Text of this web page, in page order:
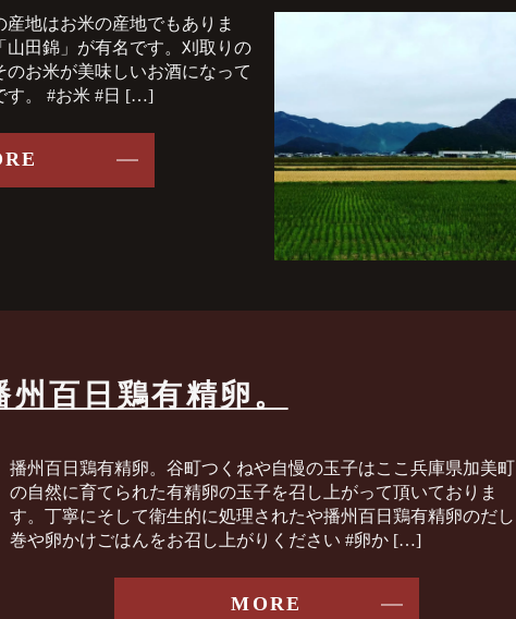
地はお米の産地でもありま
田錦」が有名です。刈取りの
お米が美味しいお酒になって
す。 #お米 #日 […]
州百日鶏有精卵。
播州百日鶏有精卵。谷町つくねや自慢の玉子はここ兵庫県加美町
の自然に育てられた有精卵の玉子を召し上がって頂いておりま
す。丁寧にそして衛生的に処理されたや播州百日鶏有精卵のだし
巻や卵かけごはんをお召し上がりください️ #卵か […]
MORE